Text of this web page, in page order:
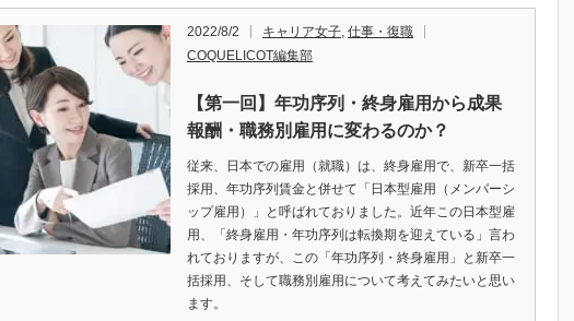
2022/8/2 キャリア女子, 仕事・復職
COQUELICOT編集部
【第一回】年功序列・終身雇用から成果
報酬・職務別雇用に変わるのか？
従来、日本での雇用（就職）は、終身雇用で、新卒一括
採用、年功序列賃金と併せて「日本型雇用（メンバーシ
ップ雇用）」と呼ばれておりました。近年この日本型雇
用、「終身雇用・年功序列は転換期を迎えている」言わ
れておりますが、この「年功序列・終身雇用」と新卒一
括採用、そして職務別雇用について考えてみたいと思い
ます。